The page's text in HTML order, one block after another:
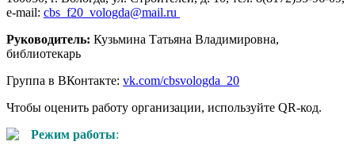
e-mail: cbs_f20_vologda@mail.ru
Руководитель: Кузьмина Татьяна Владимировна,
библиотекарь
Группа в ВКонтакте: vk.com/cbsvologda_20
Чтобы оценить работу организации, используйте QR-код.
Режим работы: